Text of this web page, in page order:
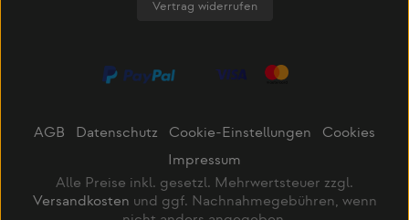
Vertrag widerrufen
AGB Datenschutz Cookie-Einstellungen
Cookies
Impressum
Alle Preise inkl. gesetzl. Mehrwertsteuer zzgl.
Versandkosten und ggf. Nachnahmegebühren, wenn